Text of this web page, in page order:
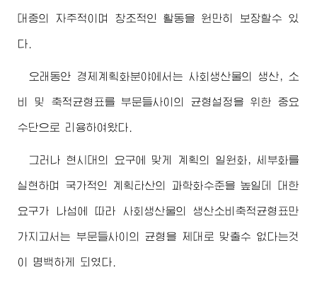
대중의 자주적이며 창조적인 활동을 원만히 보장할수 있
다.
오래동안 경제계획화분야에서는 사회생산물의 생산, 소
비 및 축적균형표를 부문들사이의 균형설정을 위한 중요
수단으로 리용하여왔다.
그러나 현시대의 요구에 맞게 계획의 일원화, 세부화를
실현하며 국가적인 계획타산의 과학화수준을 높일데 대한
요구가 나섬에 따라 사회생산물의 생산소비축적균형표만
가지고서는 부문들사이의 균형을 제대로 맞출수 없다는것
이 명백하게 되였다.